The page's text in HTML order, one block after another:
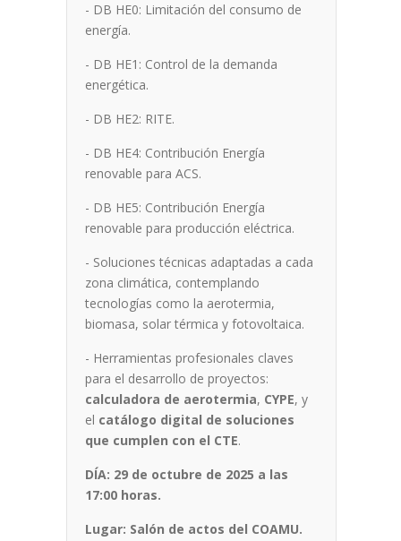
- DB HE0: Limitación del consumo de
energía.
- DB HE1: Control de la demanda
energética.
- DB HE2: RITE.
- DB HE4: Contribución Energía
renovable para ACS.
- DB HE5: Contribución Energía
renovable para producción eléctrica.
- Soluciones técnicas adaptadas a cada
zona climática, contemplando
tecnologías como la aerotermia,
biomasa, solar térmica y fotovoltaica.
- Herramientas profesionales claves
para el desarrollo de proyectos:
calculadora de aerotermia, CYPE, y
el catálogo digital de soluciones
que cumplen con el CTE.
DÍA: 29 de octubre de 2025 a las
17:00 horas.
Lugar: Salón de actos del COAMU.